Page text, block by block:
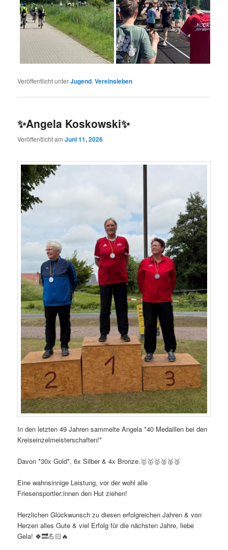
Veröffentlicht unterJugend,Vereinsleben
✨Angela Koskowski✨
Veröffentlicht amJuni 11, 2026
In den letzten 49 Jahren sammelte Angela *40 Medaillen bei den
Kreiseinzelmeisterschaften!*
Davon *30x Gold*, 6x Silber & 4x Bronze.🥇🥇🥇🥈🥈🥉
Eine wahnsinnige Leistung, vor der wohl alle
Friesensportler:innen den Hut ziehen!
Herzlichen Glückwunsch zu diesen erfolgreichen Jahren & von
Herzen alles Gute & viel Erfolg für die nächsten Jahre, liebe
Gela! 🍀🔜💪🏻🔥